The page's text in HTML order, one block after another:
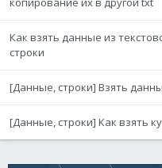
Как взять данные из
строки
[Данные, строки] Взять
[Данные, строки] Как взять